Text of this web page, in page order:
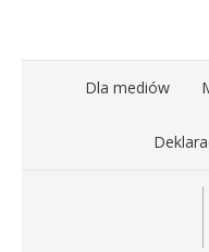
Dla mediów